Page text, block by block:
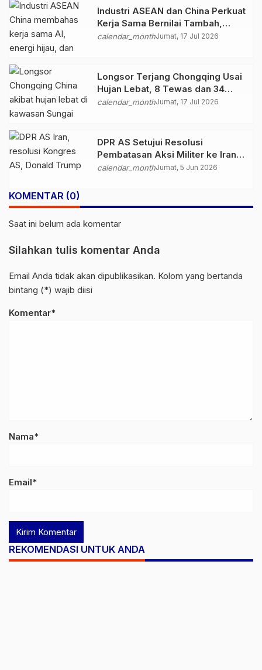
Industri ASEAN dan China Perkuat
Kerja Sama Bernilai Tambah,
Fokus AI hingga Energi Hijau
calendar_monthJumat, 17 Jul 2026
Longsor Terjang Chongqing Usai
Hujan Lebat, 8 Tewas dan 34
Orang Masih Hilang
calendar_monthJumat, 17 Jul 2026
DPR AS Setujui Resolusi
Pembatasan Aksi Militer ke Iran,
Tekanan Politik untuk Trump
calendar_monthJumat, 5 Jun 2026
KOMENTAR (0)
Saat ini belum ada komentar
Silahkan tulis komentar Anda
Email Anda tidak akan dipublikasikan. Kolom yang bertanda
bintang (*) wajib diisi
Komentar*
Nama*
Email*
REKOMENDASI UNTUK ANDA